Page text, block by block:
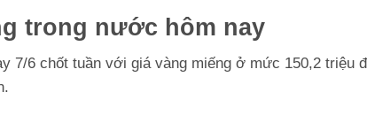
trong nước hôm nay
7/6 chốt tuần với giá vàng miếng ở mức 150,2 triệu